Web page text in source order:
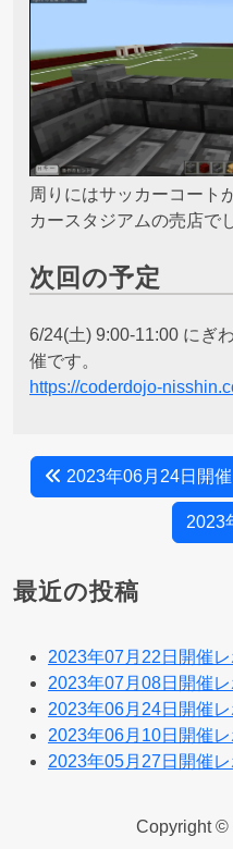
周りにはサッカーコート
カースタジアムの売店で
次回の予定
6/24(土) 9:00-11:00 にぎ
催です。
https://coderdojo-
2023年06月24日開
2023
最近の投稿
2023年07月22日開催レ
2023年07月08日開催レ
2023年06月24日開催レ
2023年06月10日開催レ
2023年05月27日開催レ
Copyright ©